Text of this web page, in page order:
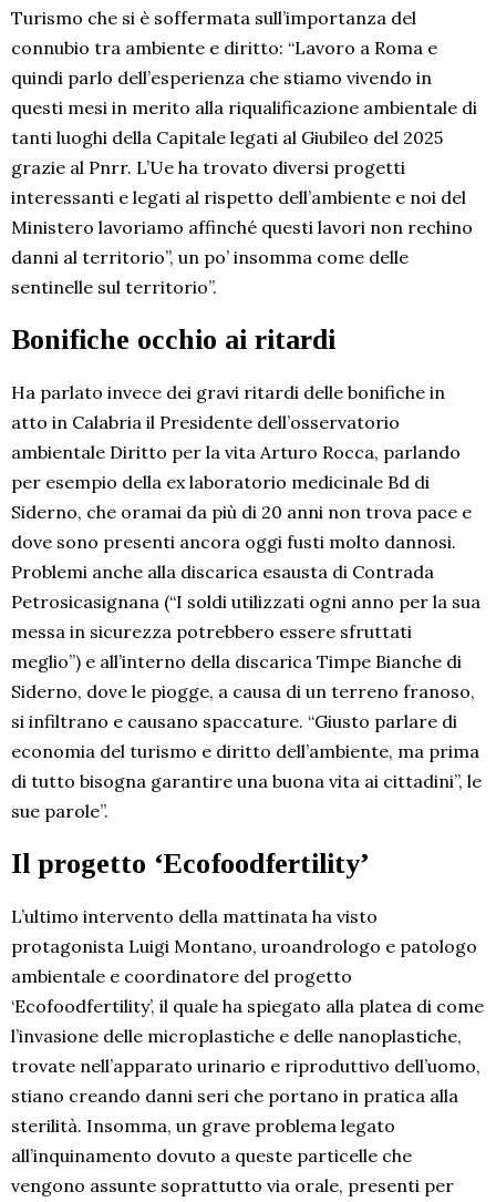
Turismo che si è soffermata sull’importanza del
connubio tra ambiente e diritto: “Lavoro a Roma e
quindi parlo dell’esperienza che stiamo vivendo in
questi mesi in merito alla riqualificazione ambientale di
tanti luoghi della Capitale legati al Giubileo del 2025
grazie al Pnrr. L’Ue ha trovato diversi progetti
interessanti e legati al rispetto dell’ambiente e noi del
Ministero lavoriamo affinché questi lavori non rechino
danni al territorio”, un po’ insomma come delle
sentinelle sul territorio”.
Bonifiche occhio ai ritardi
Ha parlato invece dei gravi ritardi delle bonifiche in
atto in Calabria il Presidente dell’osservatorio
ambientale Diritto per la vita Arturo Rocca, parlando
per esempio della ex laboratorio medicinale Bd di
Siderno, che oramai da più di 20 anni non trova pace e
dove sono presenti ancora oggi fusti molto dannosi.
Problemi anche alla discarica esausta di Contrada
Petrosicasignana (“I soldi utilizzati ogni anno per la sua
messa in sicurezza potrebbero essere sfruttati
meglio”) e all’interno della discarica Timpe Bianche di
Siderno, dove le piogge, a causa di un terreno franoso,
si infiltrano e causano spaccature. “Giusto parlare di
economia del turismo e diritto dell’ambiente, ma prima
di tutto bisogna garantire una buona vita ai cittadini”, le
sue parole”.
Il progetto ‘Ecofoodfertility’
L’ultimo intervento della mattinata ha visto
protagonista Luigi Montano, uroandrologo e patologo
ambientale e coordinatore del progetto
‘Ecofoodfertility’, il quale ha spiegato alla platea di come
l’invasione delle microplastiche e delle nanoplastiche,
trovate nell’apparato urinario e riproduttivo dell’uomo,
stiano creando danni seri che portano in pratica alla
sterilità. Insomma, un grave problema legato
all’inquinamento dovuto a queste particelle che
vengono assunte soprattutto via orale, presenti per